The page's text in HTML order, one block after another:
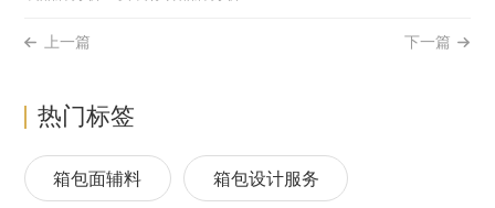
上一篇 下一篇
热门标签
箱包面辅料 箱包设计服务